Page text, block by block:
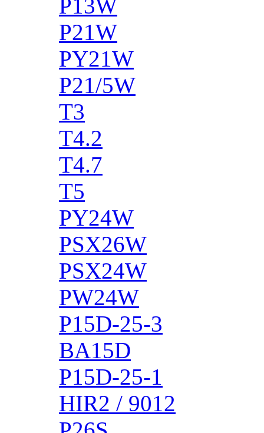
P13W
P21W
PY21W
P21/5W
T3
T4.2
T4.7
T5
PY24W
PSX26W
PSX24W
PW24W
P15D-25-3
BA15D
P15D-25-1
HIR2 / 9012